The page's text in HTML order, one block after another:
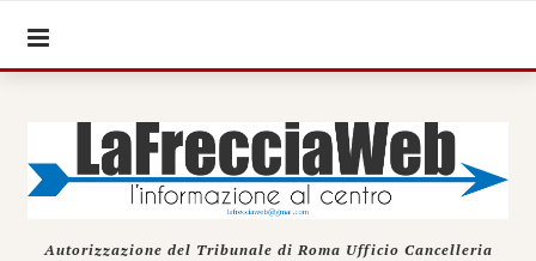
Autorizzazione del Tribunale di Roma Ufficio Cancelleria